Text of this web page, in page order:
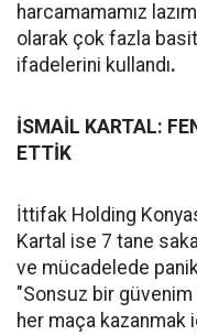
harcamamamız
olarak çok fazla
ifadelerini kullandı.
İSMAİL KARTAL:
ETTİK
İttifak Holding
Kartal ise 7 tane
ve mücadelede
"Sonsuz bir güvenim
her maça kazanmak